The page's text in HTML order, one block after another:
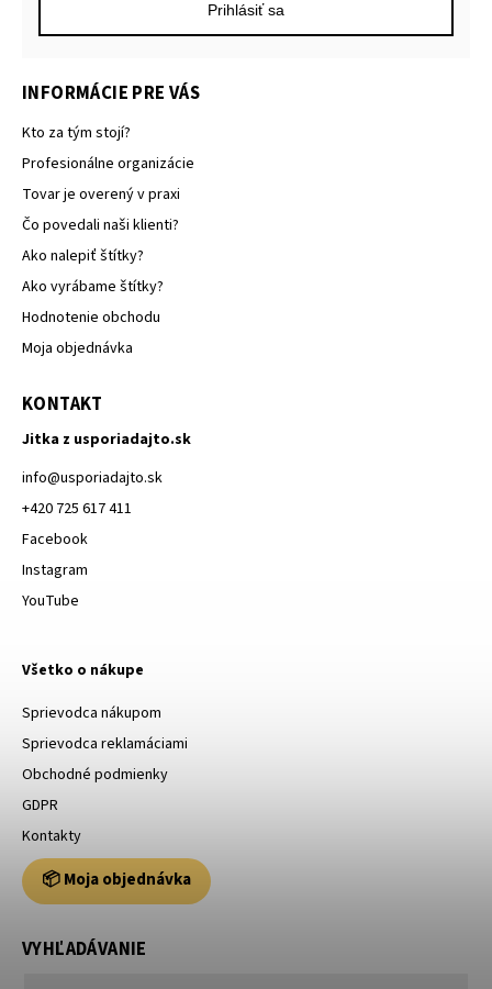
INFORMÁCIE PRE VÁS
Kto za tým stojí?
Profesionálne organizácie
Tovar je overený v praxi
Čo povedali naši klienti?
Ako nalepiť štítky?
Ako vyrábame štítky?
Hodnotenie obchodu
Moja objednávka
KONTAKT
Jitka z usporiadajto.sk
info@usporiadajto.sk
+420 725 617 411
Facebook
Instagram
YouTube
Všetko o nákupe
Sprievodca nákupom
Sprievodca reklamáciami
Obchodné podmienky
GDPR
Kontakty
📦 Moja objednávka
VYHĽADÁVANIE
Prihlásiť sa